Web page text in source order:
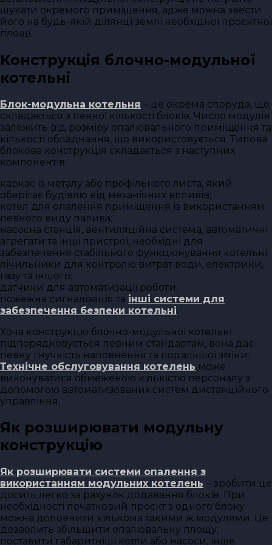
шукати окремого приміщення, адже можна звести
його на будь-якій ділянці землі необхідної проєктної
площі.
Конструкція блочно-модульної
котельні
Блок-модульна котельня – це окрема споруда, що
складається з певної кількості блоків. Число модулів
залежить від розміру опалювального приміщення та
кількості обладнання, що використовується. Типова
блокова конструкція складається з наступних
компонентів:
каркас із металу або профільного листа, який
оберігає будівлю від механічних впливів;
котел для опалення приміщення із використанням
певного виду палива;
насосна станція, вентиляційна система, автоматичні
агрегати та інші пристрої, необхідні для
забезпечення стабільного функціонування котельні;
лічильники для контролю витрат води, електрики,
газу та іншого;
датчики для автоматизації роботи;
пожежна сигналізація та інші системи для
забезпечення безпеки котельні.
Хоча конструкція блочно-модульної котельні
підпорядковується певним стандартам, вона дає
певну гнучкість наповнення та подальшої зміни.
Технічне обслуговування котелень може
виконуватися обмеженою кількістю персоналу з
допомогою автоматизованих систем дистанційного
управління.
Як розширювати модульну
конструкцію
Як розширювати системи опалення з
використанням модульних котелень – зробити це
досить легко за рахунок додавання блоків. При
необхідності початковий проєкт з одного блоку
можна доповнити кількома такими ж модулями. Це
дозволить збільшити опалювальну площу,
поставити габаритніші котли або насоси, інше